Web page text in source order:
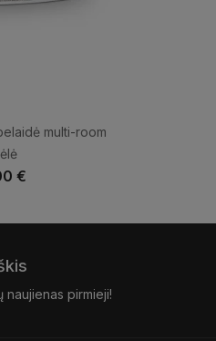
multi-room
€
naujienas pirmieji!